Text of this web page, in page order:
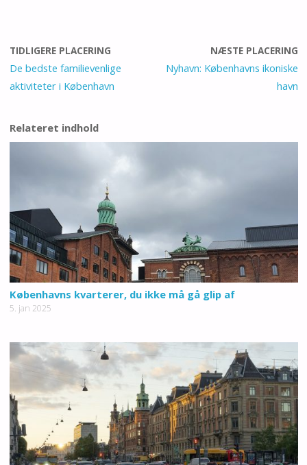
TIDLIGERE PLACERING
De bedste familievenlige
aktiviteter i København
NÆSTE PLACERING
Nyhavn: Københavns ikoniske
havn
Relateret indhold
Københavns kvarterer, du ikke må gå glip af
5. jan 2025